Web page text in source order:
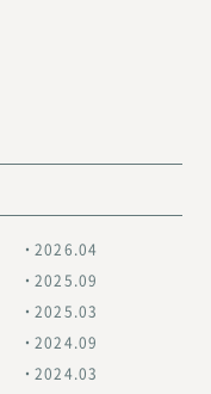
2026.04
2025.09
2025.03
2024.09
2024.03